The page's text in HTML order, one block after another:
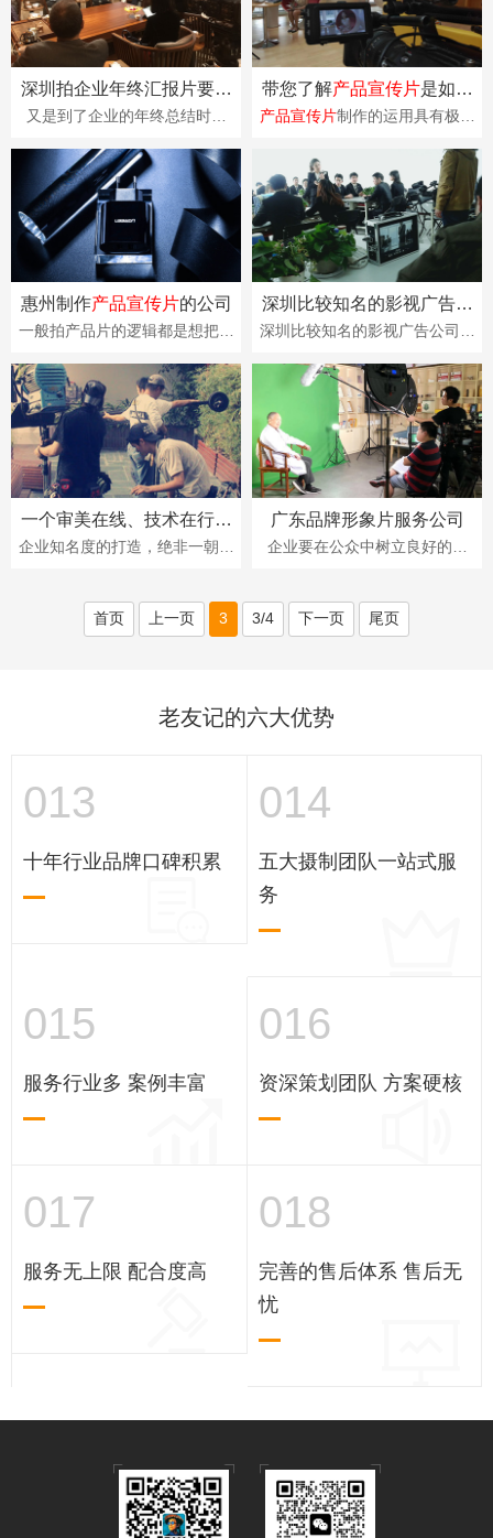
深圳拍企业年终汇报片要多
少钱？
又是到了企业的年终总结时间
深入地回顾一年来本企业、单
位、团队和个人所取得···
带您了解产品宣传片是如何
把产品打入市场?
产品宣传片制作的运用具有极高
竞争中，显示出价值的所在，对
产品品牌形象及产···
惠州制作产品宣传片的公司
一般拍产品片的逻辑都是想把产
工艺在一条片子中展现，这样可
能会导致每一个点···
深圳比较知名的影视广告公
司是哪家
深圳比较知名的影视广告公司是
中可以说一个合适的影视广告片
或者企业宣传片对···
一个审美在线、技术在行且
专业的微电影设计公司应该
企业知名度的打造，绝非一朝一
是，找到专业···
广东品牌形象片服务公司
企业要在公众中树立良好的形
次，还要靠企业的真实···
首页 上一页 3 3/4 下一页 尾页
老友记的六大优势
013
十年行业品牌口碑积累
014
五大摄制团队一站式服
务
015
服务行业多 案例丰富
016
资深策划团队 方案硬核
017
服务无上限 配合度高
018
完善的售后体系 售后无
忧